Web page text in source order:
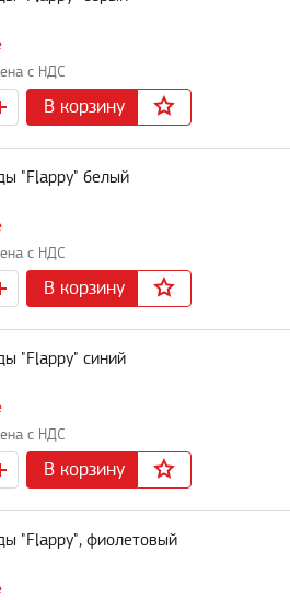
В корзину
"Flappy" белый
В корзину
"Flappy" синий
В корзину
"Flappy", фиолетовый